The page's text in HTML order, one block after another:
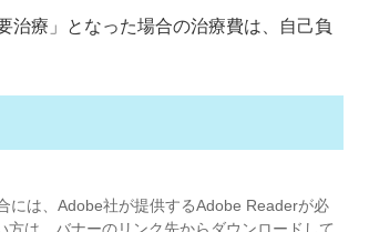
療」となった場合の治療費は、自己負
には、Adobe社が提供するAdobe Readerが必
は、バナーのリンク先からダウンロードして